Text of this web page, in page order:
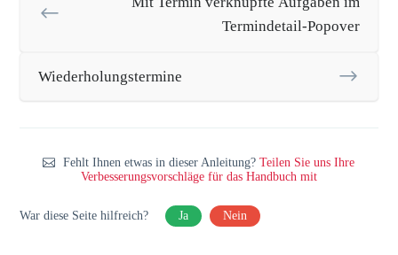
Termindetail-Popover
Wiederholungstermine
Fehlt Ihnen etwas in dieser Anleitung?Teilen Sie uns Ihre
Verbesserungsvorschläge für das Handbuch mit
War diese Seite hilfreich? Ja Nein